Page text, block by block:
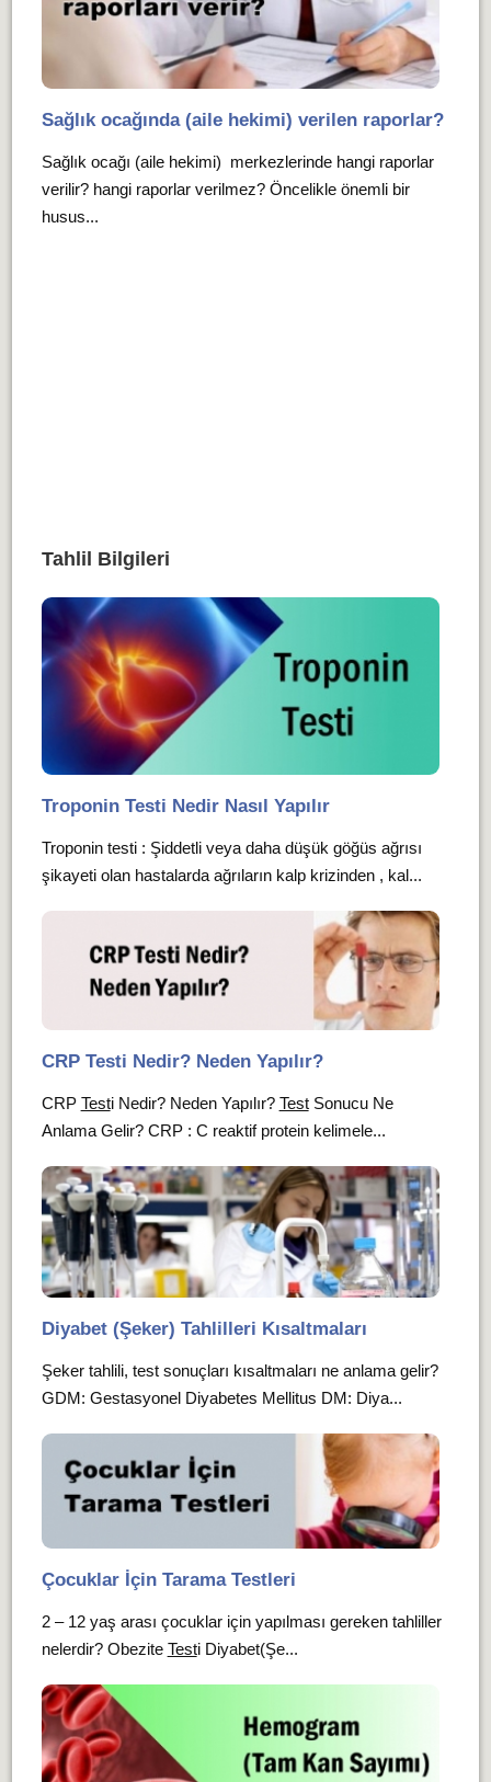
Sağlık ocağında (aile hekimi) verilen raporlar?
Sağlık ocağı (aile hekimi) merkezlerinde hangi raporlar
verilir? hangi raporlar verilmez? Öncelikle önemli bir
husus...
Tahlil Bilgileri
Troponin Testi Nedir Nasıl Yapılır
Troponin testi : Şiddetli veya daha düşük göğüs ağrısı
şikayeti olan hastalarda ağrıların kalp krizinden , kal...
CRP Testi Nedir? Neden Yapılır?
CRP Testi Nedir? Neden Yapılır? TestSonucu Ne
Anlama Gelir? CRP : C reaktif protein kelimele...
Diyabet (Şeker) Tahlilleri Kısaltmaları
Şeker tahlili, test sonuçları kısaltmaları ne anlama gelir?
GDM: Gestasyonel Diyabetes Mellitus DM: Diya...
Çocuklar İçin Tarama Testleri
2 – 12 yaş arası çocuklar için yapılması gereken tahliller
nelerdir? Obezite Testi Diyabet(Şe...